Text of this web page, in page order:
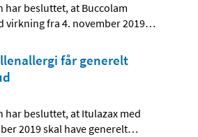
besluttet, at Buccolam
fra 4. november 2019…
får generelt
besluttet, at Itulazax med
2019 skal have generelt…